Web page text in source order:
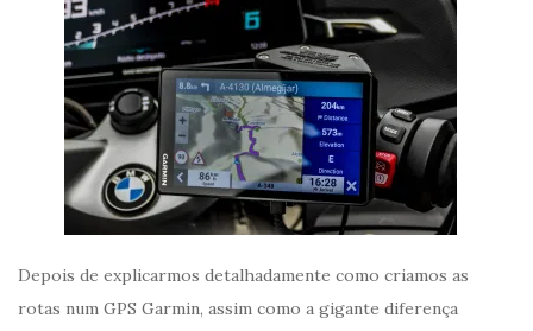
Depois de explicarmos detalhadamente como criamos as
rotas num GPS Garmin, assim como a gigante diferença